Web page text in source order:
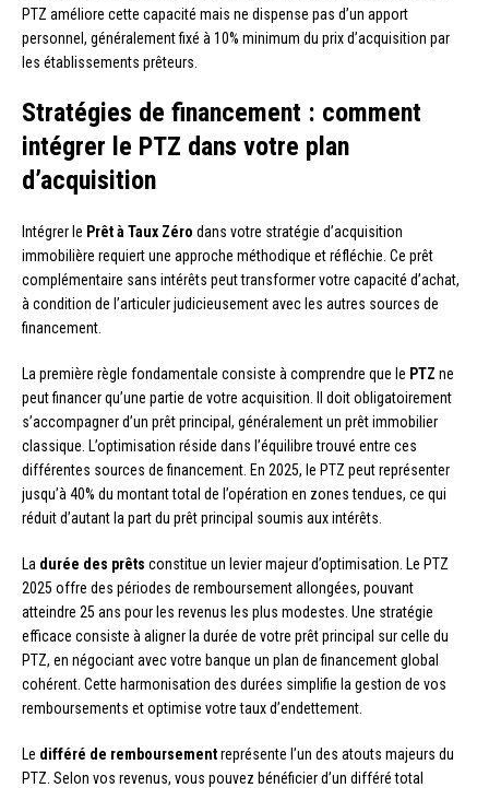
PTZ améliore cette capacité mais ne dispense pas d’un apport
personnel, généralement fixé à 10% minimum du prix d’acquisition par
les établissements prêteurs.
Stratégies de financement : comment
intégrer le PTZ dans votre plan
d’acquisition
Intégrer le Prêt à Taux Zéro dans votre stratégie d’acquisition
immobilière requiert une approche méthodique et réfléchie. Ce prêt
complémentaire sans intérêts peut transformer votre capacité d’achat,
à condition de l’articuler judicieusement avec les autres sources de
financement.
La première règle fondamentale consiste à comprendre que le PTZ ne
peut financer qu’une partie de votre acquisition. Il doit obligatoirement
s’accompagner d’un prêt principal, généralement un prêt immobilier
classique. L’optimisation réside dans l’équilibre trouvé entre ces
différentes sources de financement. En 2025, le PTZ peut représenter
jusqu’à 40% du montant total de l’opération en zones tendues, ce qui
réduit d’autant la part du prêt principal soumis aux intérêts.
La durée des prêts constitue un levier majeur d’optimisation. Le PTZ
2025 offre des périodes de remboursement allongées, pouvant
atteindre 25 ans pour les revenus les plus modestes. Une stratégie
efficace consiste à aligner la durée de votre prêt principal sur celle du
PTZ, en négociant avec votre banque un plan de financement global
cohérent. Cette harmonisation des durées simplifie la gestion de vos
remboursements et optimise votre taux d’endettement.
Le différé de remboursementreprésente l’un des atouts majeurs du
PTZ. Selon vos revenus, vous pouvez bénéficier d’un différé total